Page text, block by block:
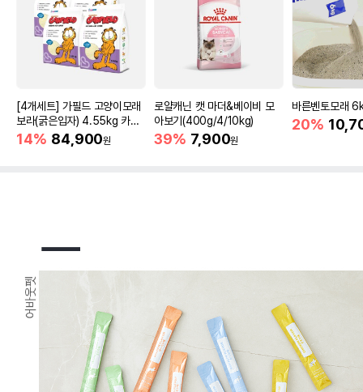
[4개세트] 가필드 고양이모래
보라(굵은입자) 4.55kg 카사
바모래
14% 84,900원
로얄캐닌 캣 마더&베이비 모
아보기(400g/4/10kg)
39% 7,900원
바른벤토모래
20%